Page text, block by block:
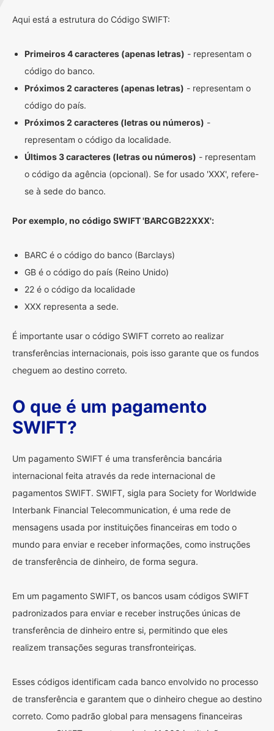
Aqui está a estrutura do Código SWIFT:
Primeiros 4 caracteres (apenas letras) - representam o
código do banco.
Próximos 2 caracteres (apenas letras) - representam o
código do país.
Próximos 2 caracteres (letras ou números) -
representam o código da localidade.
Últimos 3 caracteres (letras ou números) - representam
o código da agência (opcional). Se for usado 'XXX', refere-
se à sede do banco.
Por exemplo, no código SWIFT 'BARCGB22XXX':
BARC é o código do banco (Barclays)
GB é o código do país (Reino Unido)
22 é o código da localidade
XXX representa a sede.
É importante usar o código SWIFT correto ao realizar
transferências internacionais, pois isso garante que os fundos
cheguem ao destino correto.
O que é um pagamento
SWIFT?
Um pagamento SWIFT é uma transferência bancária
internacional feita através da rede internacional de
pagamentos SWIFT. SWIFT, sigla para Society for Worldwide
Interbank Financial Telecommunication, é uma rede de
mensagens usada por instituições financeiras em todo o
mundo para enviar e receber informações, como instruções
de transferência de dinheiro, de forma segura.
Em um pagamento SWIFT, os bancos usam códigos SWIFT
padronizados para enviar e receber instruções únicas de
transferência de dinheiro entre si, permitindo que eles
realizem transações seguras transfronteiriças.
Esses códigos identificam cada banco envolvido no processo
de transferência e garantem que o dinheiro chegue ao destino
correto. Como padrão global para mensagens financeiras